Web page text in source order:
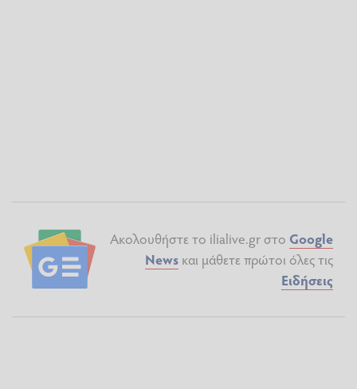
Ακολουθήστε το ilialive.gr στο Google
News και μάθετε πρώτοι όλες τις
Ειδήσεις